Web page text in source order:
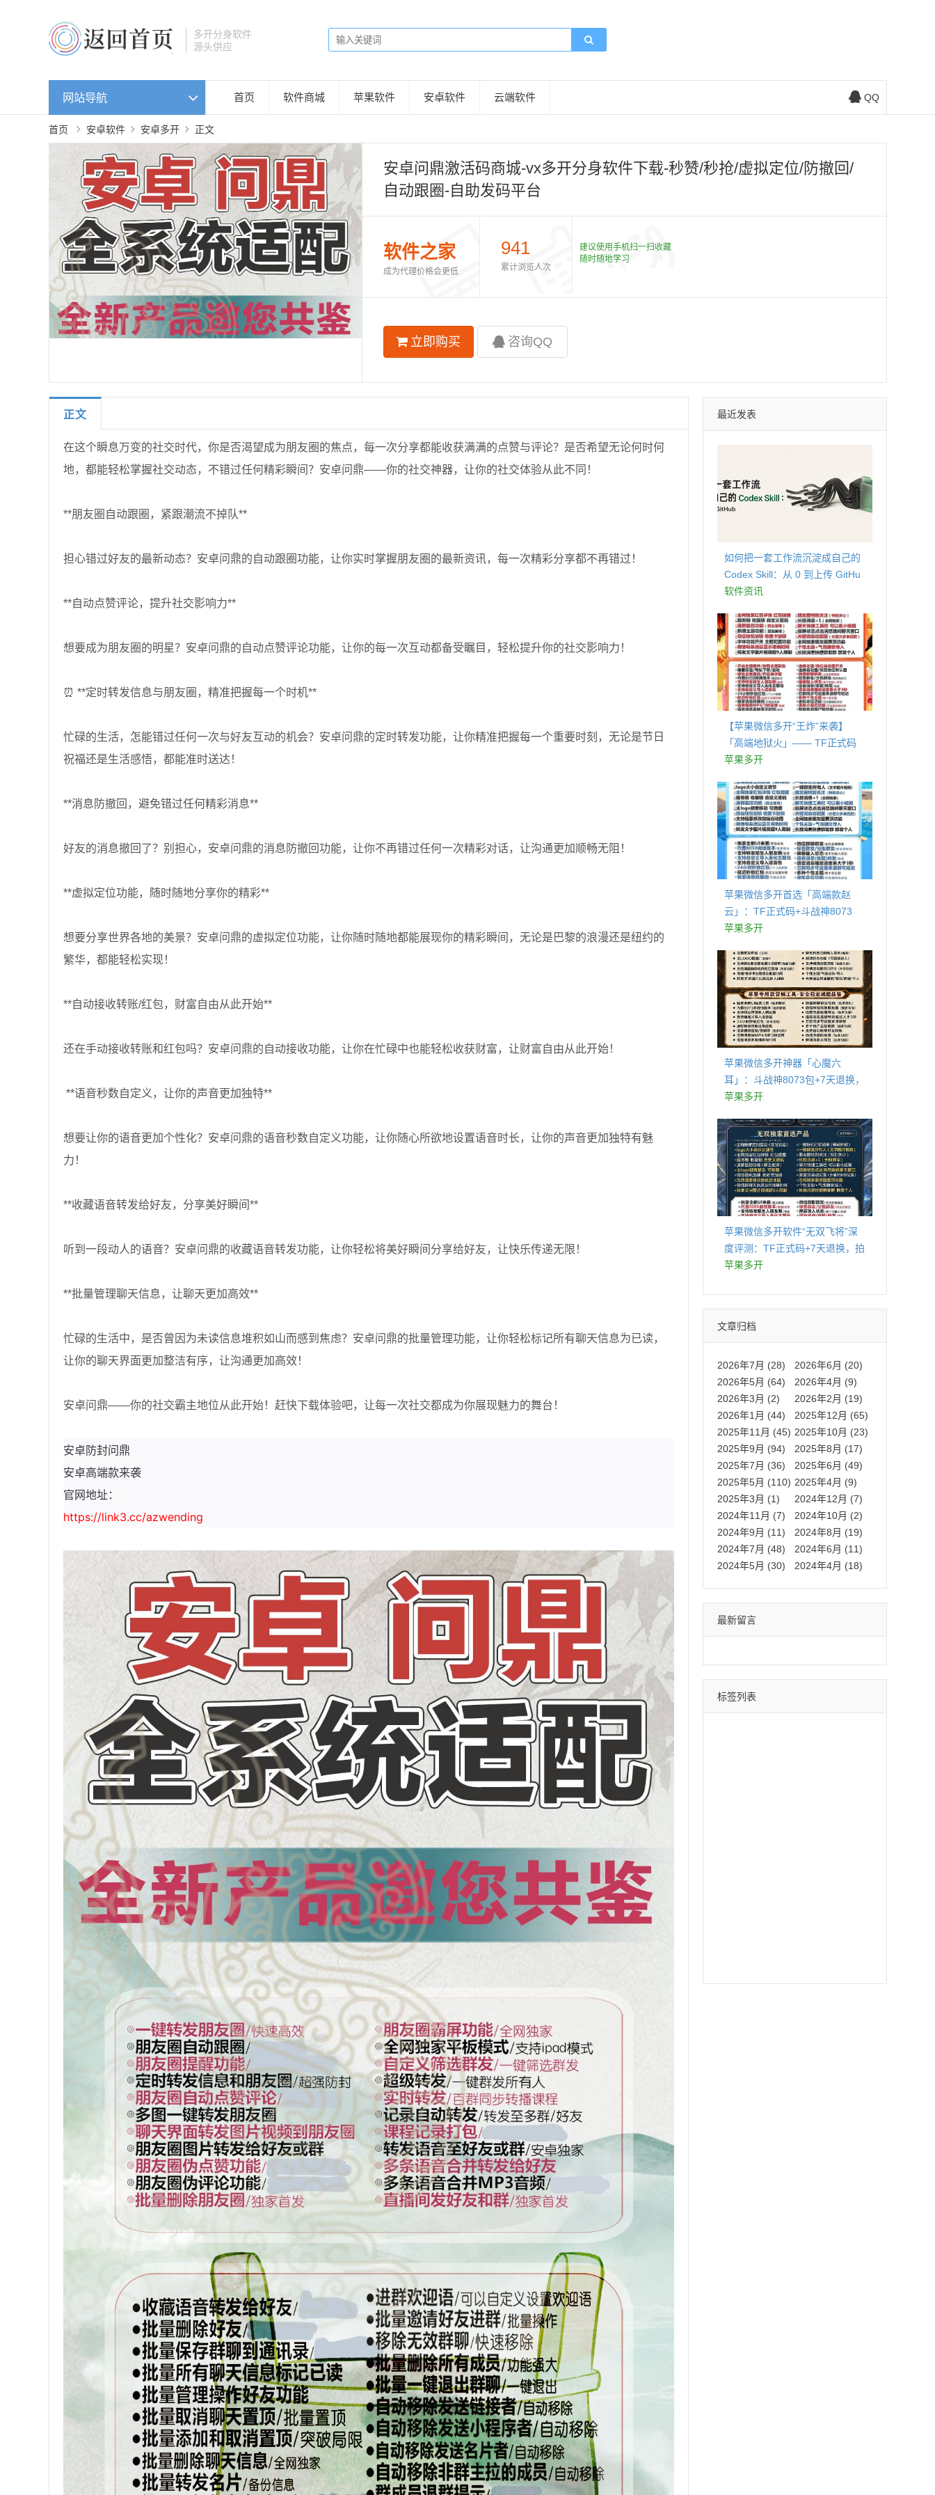
多开分身软件
源头供应
网站导航 首页 软件商城 苹果软件 安卓软件 云端软件 QQ
首页 安卓软件 安卓多开 正文
安卓问鼎激活码商城-vx多开分身软件下载-秒赞/秒抢/虚拟定位/防撤回/
自动跟圈-自助发码平台
软件之家
成为代理价格会更低
941
累计浏览人次
建议使用手机扫一扫收藏
随时随地学习
立即购买 咨询QQ
正文
在这个瞬息万变的社交时代，你是否渴望成为朋友圈的焦点，每一次分享都能收获满满的点赞与评论？是否希望无论何时何
地，都能轻松掌握社交动态，不错过任何精彩瞬间？安卓问鼎——你的社交神器，让你的社交体验从此不同！
**朋友圈自动跟圈，紧跟潮流不掉队**
担心错过好友的最新动态？安卓问鼎的自动跟圈功能，让你实时掌握朋友圈的最新资讯，每一次精彩分享都不再错过！
**自动点赞评论，提升社交影响力**
想要成为朋友圈的明星？安卓问鼎的自动点赞评论功能，让你的每一次互动都备受瞩目，轻松提升你的社交影响力！
⏰ **定时转发信息与朋友圈，精准把握每一个时机**
忙碌的生活，怎能错过任何一次与好友互动的机会？安卓问鼎的定时转发功能，让你精准把握每一个重要时刻，无论是节日
祝福还是生活感悟，都能准时送达！
**消息防撤回，避免错过任何精彩消息**
好友的消息撤回了？别担心，安卓问鼎的消息防撤回功能，让你不再错过任何一次精彩对话，让沟通更加顺畅无阻！
**虚拟定位功能，随时随地分享你的精彩**
想要分享世界各地的美景？安卓问鼎的虚拟定位功能，让你随时随地都能展现你的精彩瞬间，无论是巴黎的浪漫还是纽约的
繁华，都能轻松实现！
**自动接收转账/红包，财富自由从此开始**
还在手动接收转账和红包吗？安卓问鼎的自动接收功能，让你在忙碌中也能轻松收获财富，让财富自由从此开始！
️ **语音秒数自定义，让你的声音更加独特**
想要让你的语音更加个性化？安卓问鼎的语音秒数自定义功能，让你随心所欲地设置语音时长，让你的声音更加独特有魅
力！
**收藏语音转发给好友，分享美好瞬间**
听到一段动人的语音？安卓问鼎的收藏语音转发功能，让你轻松将美好瞬间分享给好友，让快乐传递无限！
**批量管理聊天信息，让聊天更加高效**
忙碌的生活中，是否曾因为未读信息堆积如山而感到焦虑？安卓问鼎的批量管理功能，让你轻松标记所有聊天信息为已读，
让你的聊天界面更加整洁有序，让沟通更加高效！
安卓问鼎——你的社交霸主地位从此开始！赶快下载体验吧，让每一次社交都成为你展现魅力的舞台！
安卓防封问鼎
安卓高端款来袭
官网地址：
https://link3.cc/azwending
最近发表
如何把一套工作流沉淀成自己的
Codex Skill：从 0 到上传 GitHu
b
软件资讯
【苹果微信多开“王炸”来袭】
「高端地狱火」—— TF正式码
+斗战神8073包，7天退换，安全
苹果多开
苹果微信多开首选「高端款赵
云」：TF正式码+斗战神8073
包，7天退换认准拍拍卡激活码
苹果多开
苹果微信多开神器「心魔六
耳」：斗战神8073包+7天退换，
认准拍拍卡激活码商城
苹果多开
苹果微信多开软件“无双飞将”深
度评测：TF正式码+7天退换，拍
拍卡激活码商城正品保障
苹果多开
文章归档
2026年7月 (28)
2026年6月 (20)
2026年5月 (64)
2026年4月 (9)
2026年3月 (2)
2026年2月 (19)
2026年1月 (44)
2025年12月 (65)
2025年11月 (45) 2025年10月 (23)
2025年9月 (94)
2025年8月 (17)
2025年7月 (36)
2025年6月 (49)
2025年5月 (110) 2025年4月 (9)
2025年3月 (1)
2024年12月 (7)
2024年11月 (7)
2024年10月 (2)
2024年9月 (11)
2024年8月 (19)
2024年7月 (48)
2024年6月 (11)
2024年5月 (30)
2024年4月 (18)
最新留言
标签列表